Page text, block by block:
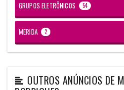
GRUPOS ELETRÔNICOS 54
MERIDA 2
OUTROS ANÚNCIOS DE